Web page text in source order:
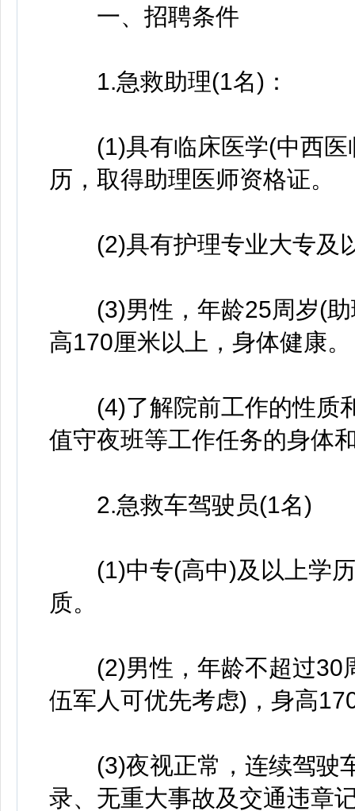
一、招聘条件
1.急救助理(1名)：
(1)具有临床医学(中西医
历，取得助理医师资格证。
(2)具有护理专业大专及
(3)男性，年龄25周岁(助
高170厘米以上，身体健康。
(4)了解院前工作的性质
值守夜班等工作任务的身体
2.急救车驾驶员(1名)
(1)中专(高中)及以上学历
质。
(2)男性，年龄不超过30
伍军人可优先考虑)，身高
(3)夜视正常，连续驾驶
录、无重大事故及交通违章